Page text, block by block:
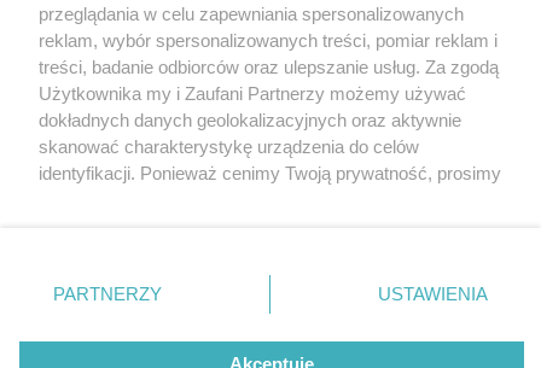
Katowice Centralne
Obchody Dnia Weterana
Działań Poza Granicami
Państwa 3
Nie zapomnij
zapoznać się z:
polityką prywatności regulamin korzystania z portali
Twojemiasto
Piekary Śląskie
Chorzów
Tarnowskie Góry
Gliwice
Skontakuj sięz nami
Kontakt
Wydawca
Redakcja
przeglądania w celu zapewniania spersonalizowanych
reklam, wybór spersonalizowanych treści, pomiar reklam i
treści, badanie odbiorców oraz ulepszanie usług. Za zgodą
Użytkownika my i Zaufani Partnerzy możemy używać
dokładnych danych geolokalizacyjnych oraz aktywnie
skanować charakterystykę urządzenia do celów
identyfikacji. Ponieważ cenimy Twoją prywatność, prosimy
prywatności znajdujący się w lewym dolnym rogu strony
. Niektóre rodzaje przetwarzania danych nie wymagają
zgody użytkownika, ale masz prawo sprzeciwić się
takiemu przetwarzaniu. Preferencje będą miały
PARTNERZY USTAWIENIA
Akceptuję